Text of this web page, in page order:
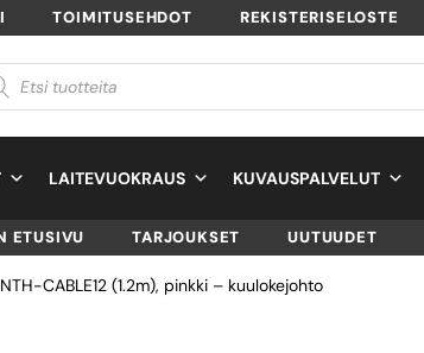
TOIMITUSEHDOT REKISTERISELOSTE
LAITEVUOKRAUS KUVAUSPALVELUT
ETUSIVU TARJOUKSET UUTUUDET
CABLE12 (1.2m), pinkki – kuulokejohto